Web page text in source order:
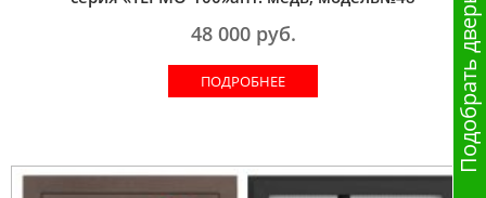
48 000руб.
ПОДРОБНЕЕ Подобрать дверь